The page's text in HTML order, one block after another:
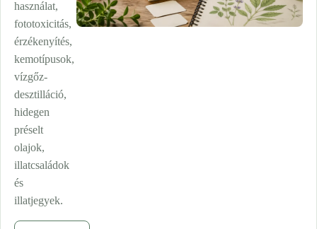
használat,
fototoxicitás,
érzékenyítés,
kemotípusok,
vízgőz-
desztilláció,
hidegen
préselt
olajok,
illatcsaládok
és
illatjegyek.